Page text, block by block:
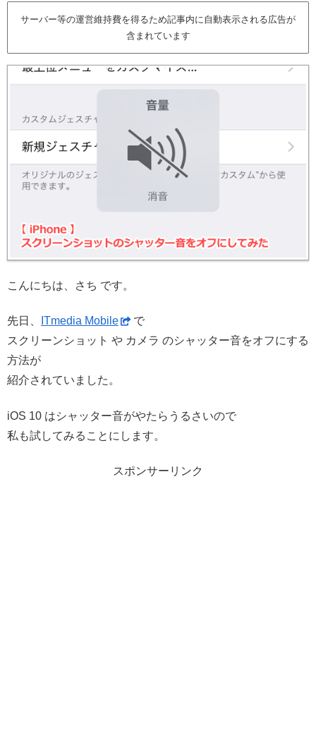
サーバー等の運営維持費を得るため記事内に自動表示される広告が
含まれています
こんにちは、さち です。
先日、 ITmedia Mobile
で
スクリーンショット や カメラ のシャッター音をオフにする
方法が
紹介されていました。
iOS 10 はシャッター音がやたらうるさいので
私も試してみることにします。
スポンサーリンク